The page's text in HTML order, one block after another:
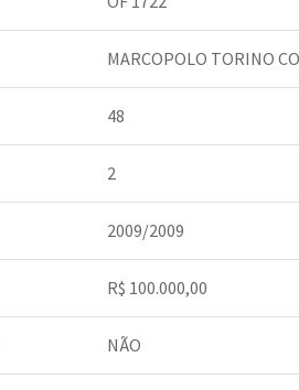
MARCOPOLO TORINO
48
2
2009/2009
R$ 100.000,00
NÃO